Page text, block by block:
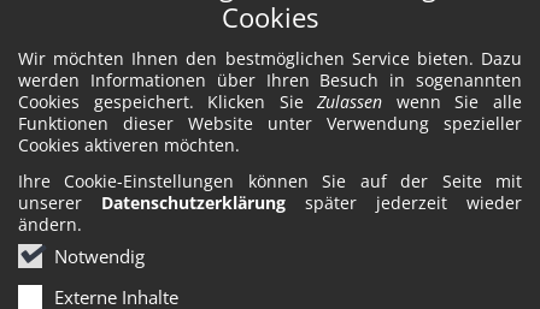
Cookies
Wir möchten Ihnen den bestmöglichen Service bieten. Dazu
werden Informationen über Ihren Besuch in sogenannten
Cookies gespeichert. Klicken SieZulassen wenn Sie alle
Funktionen dieser Website unter Verwendung spezieller
Cookies aktiveren möchten.
Ihre Cookie-Einstellungen können Sie auf der Seite mit
unserer Datenschutzerklärung später jederzeit wieder
ändern.
Notwendig
Externe Inhalte